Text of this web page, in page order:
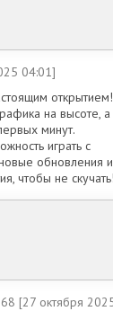
04:01]
открытием!
на высоте, а
минут.
играть с
обновления и
чтобы не скучать!
[27 октября